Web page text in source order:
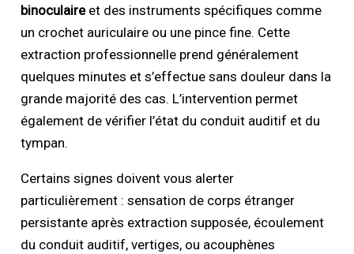
binoculaireet des instruments spécifiques comme
un crochet auriculaire ou une pince fine. Cette
extraction professionnelle prend généralement
quelques minutes et s’effectue sans douleur dans la
grande majorité des cas. L’intervention permet
également de vérifier l’état du conduit auditif et du
tympan.
Certains signes doivent vous alerter
particulièrement : sensation de corps étranger
persistante après extraction supposée, écoulement
du conduit auditif, vertiges, ou acouphènes